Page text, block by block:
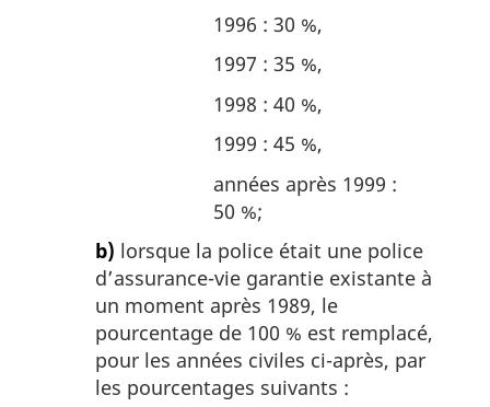
1996 : 30 %,
1997 : 35 %,
1998 : 40 %,
1999 : 45 %,
années après 1999 :
50 %;
b) lorsque la police était une police
d’assurance-vie garantie existante à
un moment après 1989, le
pourcentage de 100 % est remplacé,
pour les années civiles ci-après, par
les pourcentages suivants :